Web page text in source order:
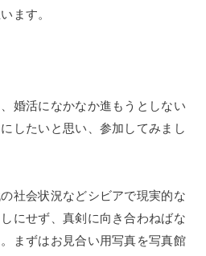
ます。
婚活になかなか進もうとしない
したいと思い、参加してみまし
社会状況などシビアで現実的な
にせず、真剣に向き合わねばな
まずはお見合い用写真を写真館